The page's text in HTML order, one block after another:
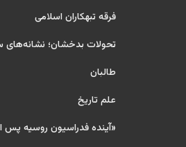
فرقه تبهکاران اسلامی
تحولات بدخشان؛ نشانه‌های
طالبان
علم تاریخ
«آینده فدراسیون روسیه پس